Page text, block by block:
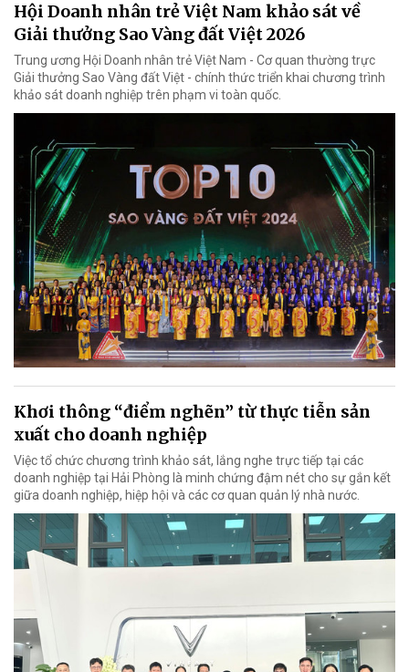
Hội Doanh nhân trẻ Việt Nam khảo sát về
Giải thưởng Sao Vàng đất Việt 2026
Trung ương Hội Doanh nhân trẻ Việt Nam - Cơ quan thường trực
Giải thưởng Sao Vàng đất Việt - chính thức triển khai chương trình
khảo sát doanh nghiệp trên phạm vi toàn quốc.
Khơi thông “điểm nghẽn” từ thực tiễn sản
xuất cho doanh nghiệp
Việc tổ chức chương trình khảo sát, lắng nghe trực tiếp tại các
doanh nghiệp tại Hải Phòng là minh chứng đậm nét cho sự gắn kết
giữa doanh nghiệp, hiệp hội và các cơ quan quản lý nhà nước.